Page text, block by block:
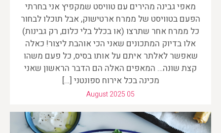
מאפי גבינה מהירים עם טוויסט שמקפיץ אני בחרתי
הפעם בטוויסט של ממרח ארטישוק, אבל תוכלו לבחור
כל ממרח אחר שתרצו (או בכלל בלי כלום, רק גבינות)
אלו בדיוק המתכונים שאני הכי אוהבת ליצור! כאלה
שאפשר לאלתר איתם על אותו בסיס, כל פעם משהו
קצת שונה… המאפים האלה הם הדבר הראשון שאני
מכינה בכל אירוח ספונטני […]
August 2025 05